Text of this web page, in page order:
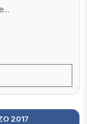
2017